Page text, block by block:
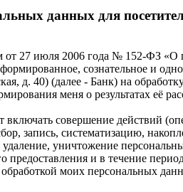
данных для
27 июля 2006 года № 152-ФЗ «О
сознательное и
д. 40) (далее - Банк) на
меня о результатах её
совершение действий
запись, систематизацию,
уничтожение
предоставления и в течение
моих персональных